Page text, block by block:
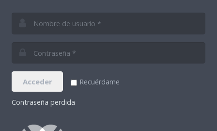
Acceder Recuérdame
Contraseña perdida